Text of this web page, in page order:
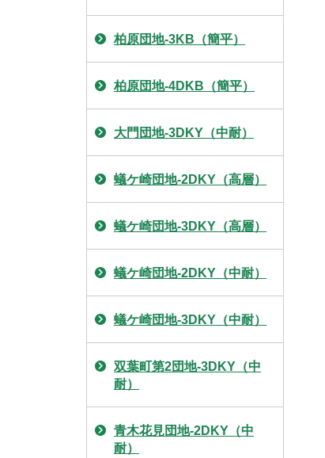
柏原団地-3KB（簡平）
柏原団地-4DKB（簡平）
大門団地-3DKY（中耐）
蟻ケ崎団地-2DKY（高層）
蟻ケ崎団地-3DKY（高層）
蟻ケ崎団地-2DKY（中耐）
蟻ケ崎団地-3DKY（中耐）
双葉町第2団地-3DKY（中
耐）
青木花見団地-2DKY（中
耐）